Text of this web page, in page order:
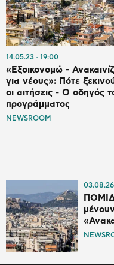
14.05.23 19:00
«Εξοικονομώ -
για νέους»: Πότε
οι αιτήσεις - Ο οδηγός
προγράμματος
NEWSROOM
03.08.26